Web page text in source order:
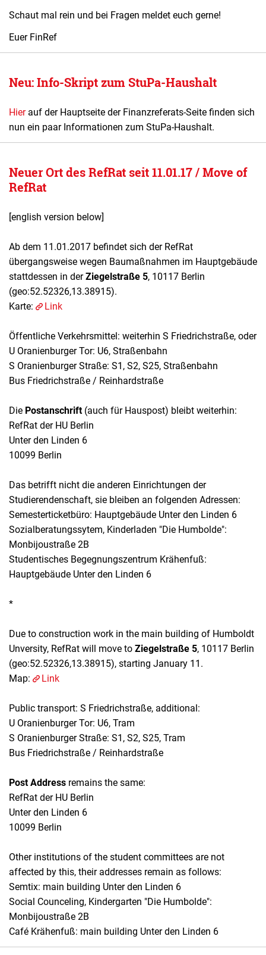
Schaut mal rein und bei Fragen meldet euch gerne!
Euer FinRef
Neu: Info-Skript zum StuPa-Haushalt
Hierauf der Hauptseite der Finanzreferats-Seite finden sich
nun ein paar Informationen zum StuPa-Haushalt.
Neuer Ort des RefRat seit 11.01.17 / Move of
RefRat
[english version below]
Ab dem 11.01.2017 befindet sich der RefRat
übergangsweise wegen Baumaßnahmen im Hauptgebäude
stattdessen in derZiegelstraße 5, 10117 Berlin
(geo:52.52326,13.38915).
Karte:
Link
Öffentliche Verkehrsmittel: weiterhin S Friedrichstraße, oder
U Oranienburger Tor: U6, Straßenbahn
S Oranienburger Straße: S1, S2, S25, Straßenbahn
Bus Friedrichstraße / Reinhardstraße
Die Postanschrift(auch für Hauspost) bleibt weiterhin:
RefRat der HU Berlin
Unter den Linden 6
10099 Berlin
Das betrifft nicht die anderen Einrichtungen der
Studierendenschaft, sie bleiben an folgenden Adressen:
Semesterticketbüro: Hauptgebäude Unter den Linden 6
Sozialberatungssytem, Kinderladen "Die Humbolde":
Monbijoustraße 2B
Studentisches Begegnungszentrum Krähenfuß:
Hauptgebäude Unter den Linden 6
*
Due to construction work in the main building of Humboldt
Unversity, RefRat will move to Ziegelstraße 5, 10117 Berlin
(geo:52.52326,13.38915), starting January 11.
Map:
Link
Public transport: S Friedrichstraße, additional:
U Oranienburger Tor: U6, Tram
S Oranienburger Straße: S1, S2, S25, Tram
Bus Friedrichstraße / Reinhardstraße
Post Address remains the same:
RefRat der HU Berlin
Unter den Linden 6
10099 Berlin
Other institutions of the student committees are not
affected by this, their addresses remain as follows:
Semtix: main building Unter den Linden 6
Social Counceling, Kindergarten "Die Humbolde":
Monbijoustraße 2B
Café Krähenfuß: main building Unter den Linden 6